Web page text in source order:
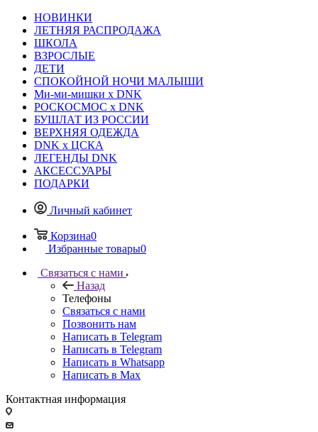
НОВИНКИ
ЛЕТНЯЯ РАСПРОДАЖА
ШКОЛА
ВЗРОСЛЫЕ
ДЕТИ
СПОКОЙНОЙ НОЧИ МАЛЫШИ
Ми-ми-мишки x DNK
РОСКОСМОС x DNK
БУШЛАТ ИЗ РОССИИ
ВЕРХНЯЯ ОДЕЖДА
DNK x ЦСКА
ЛЕГЕНДЫ DNK
АКСЕССУАРЫ
ПОДАРКИ
Личный кабинет
Корзина0
Избранные товары0
Связаться с нами
Назад
Телефоны
Связаться с нами
Позвонить нам
Написать в Telegram
Написать в Telegram
Написать в Whatsapp
Написать в Max
Контактная информация